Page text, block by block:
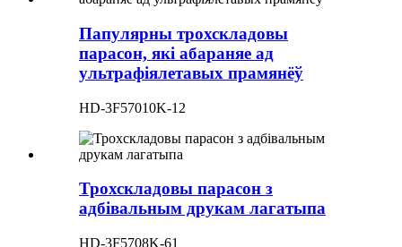
Папулярны трохскладовы
парасон, які абараняе ад
ультрафіялетавых прамянёў
HD-3F57010K-12
Трохскладовы парасон з
адбівальным друкам лагатыпа
HD-3F5708K-61